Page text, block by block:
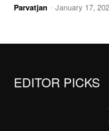
Parvatjan -January 17,
EDITOR PICKS